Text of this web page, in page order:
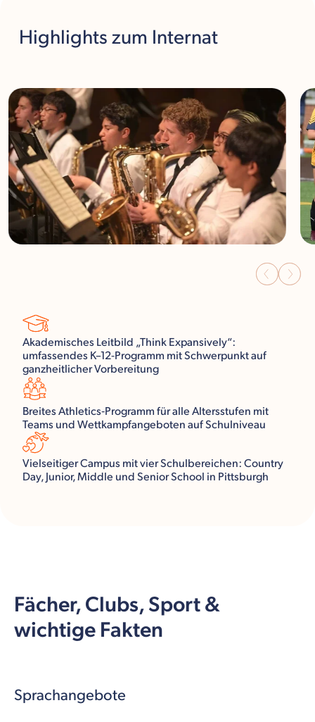
Highlights zum Internat
Akademisches Leitbild „Think Expansively“:
umfassendes K–12-Programm mit Schwerpunkt auf
ganzheitlicher Vorbereitung
Breites Athletics‑Programm für alle Altersstufen mit
Teams und Wettkampfangeboten auf Schulniveau
Vielseitiger Campus mit vier Schulbereichen: Country
Day, Junior, Middle und Senior School in Pittsburgh
Fächer, Clubs, Sport &
wichtige Fakten
Sprachangebote